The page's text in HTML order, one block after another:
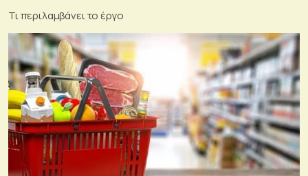
Τι περιλαμβάνει το έργο